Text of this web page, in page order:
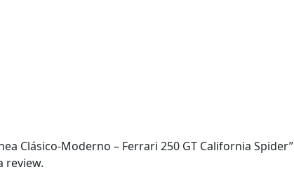
Clásico-Moderno – Ferrari 250 GT California Spider”
review.